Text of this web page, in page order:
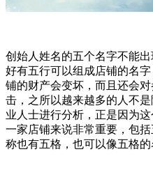
创始人姓名的五个名字不能
好有五行可以组成店铺的名
铺的财产会变坏，而且还会
击，之所以越来越多的人不
业人士进行分析，正是因为
一家店铺来说非常重要，包
称也有五格，也可以像五格的